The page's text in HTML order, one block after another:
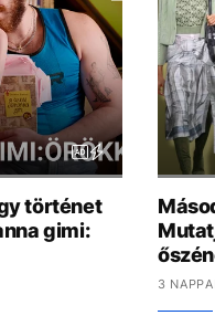
történet
gimi:
3